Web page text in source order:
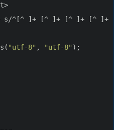
s/^[^ ]+ [^ ]+ [^ ]+ [^ ]+
"utf-8" , "utf-8" );